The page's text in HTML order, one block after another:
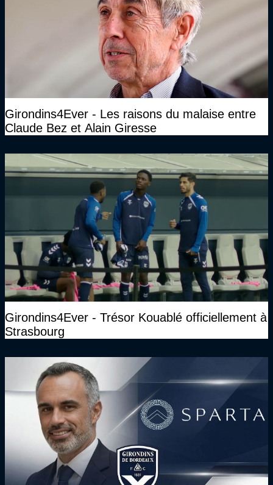
Girondins4Ever - Les raisons du malaise entre
Claude Bez et Alain Giresse
Girondins4Ever - Trésor Kouablé officiellement à
Strasbourg